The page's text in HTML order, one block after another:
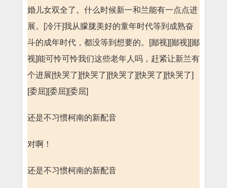
婚儿女双全了。什么时候新一和兰能有一点点进
展。[冷汗]我从朦胧美好的童年时代等到成熟奋
斗的成年时代，都没等到想要的。[鄙视][鄙视][鄙
视]能可怜可怜我们这些老年人吗，赶紧让新兰有
个进展[快哭了][快哭了][快哭了][快哭了][快哭了]
[委屈][委屈][委屈]
还是不习惯柯南的新配音
对啊！
还是不习惯柯南的新配音